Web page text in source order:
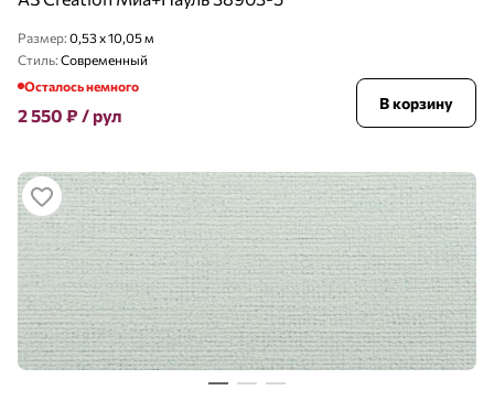
Размер: 0,53 x 10,05 м
Стиль: Современный
Осталось немного
2 550 ₽ / рул
В корзину